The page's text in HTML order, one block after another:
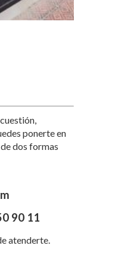
ponerte en
dos formas
90 11
atenderte.